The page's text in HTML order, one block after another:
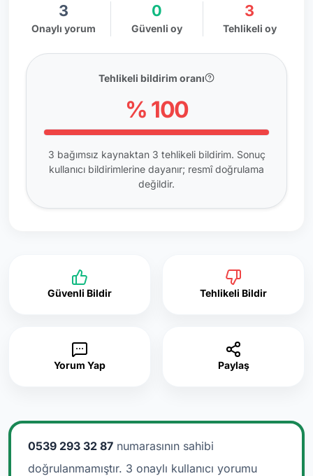
3
Onaylı yorum
0
Güvenli oy
3
Tehlikeli oy
Tehlikeli bildirim oranı
% 100
3 bağımsız kaynaktan 3 tehlikeli bildirim. Sonuç
kullanıcı bildirimlerine dayanır; resmî doğrulama
değildir.
Güvenli Bildir Tehlikeli Bildir
Yorum Yap Paylaş
0539 293 32 87 numarasının sahibi
doğrulanmamıştır. 3 onaylı kullanıcı yorumu